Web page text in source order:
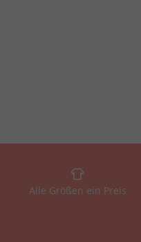
Alle Größen ein Preis